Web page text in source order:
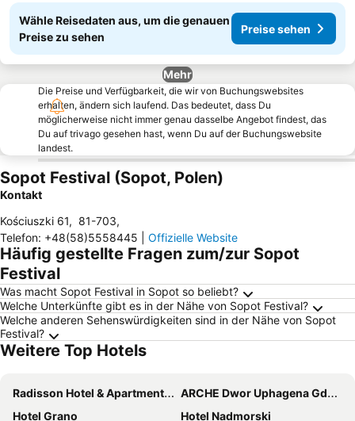
Wähle Reisedaten aus, um die genauen
Preise zu sehen
Preise sehen
Mehr
Die Preise und Verfügbarkeit, die wir von Buchungswebsites
erhalten, ändern sich laufend. Das bedeutet, dass Du
möglicherweise nicht immer genau dasselbe Angebot findest, das
Du auf trivago gesehen hast, wenn Du auf der Buchungswebsite
landest.
Sopot Festival (Sopot, Polen)
Kontakt
Kościuszki 61, 81-703,
Telefon: +48(58)5558445 Offizielle Website
Häufig gestellte Fragen zum/zur Sopot
Festival
Was macht Sopot Festival in Sopot so beliebt?
Welche Unterkünfte gibt es in der Nähe von Sopot Festival?
Welche anderen Sehenswürdigkeiten sind in der Nähe von Sopot
Festival?
Weitere Top Hotels
Radisson Hotel & Apartments Gdansk
ARCHE Dwor Uphagena Gdansk
Hotel Grano
Hotel Nadmorski